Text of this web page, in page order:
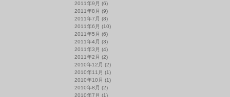
2011年9月 (6)
2011年8月 (9)
2011年7月 (8)
2011年6月 (10)
2011年5月 (6)
2011年4月 (3)
2011年3月 (4)
2011年2月 (2)
2010年12月 (2)
2010年11月 (1)
2010年10月 (1)
2010年8月 (2)
2010年7月 (1)